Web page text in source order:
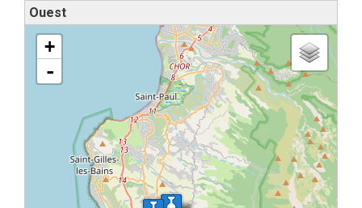
Ouest
chargement de la carte - veuillez patienter...
+
-